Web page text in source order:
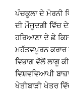
ਪੰਚਕੂਲਾ ਦੇ ਮੋਰਨੀ
ਦੀ ਮੌਜੂਦਗੀ ਵਿੱਚ
ਹਰਿਆਣਾ ਦੇ ਛੇ
ਮਹੱਤਵਪੂਰਨ ਕਰਾਰ
ਵਿਭਾਗ ਵੱਲੋਂ ਲਾਗੂ
ਵਿਸ਼ਵਵਿਆਪੀ
ਖੇਤੀਬਾੜੀ ਖੇਤਰ